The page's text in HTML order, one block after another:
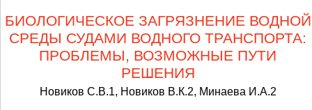
БИОЛОГИЧЕСКОЕ ЗАГРЯЗНЕНИЕ ВОДНОЙ
СРЕДЫ СУДАМИ ВОДНОГО ТРАНСПОРТА:
ПРОБЛЕМЫ, ВОЗМОЖНЫЕ ПУТИ
РЕШЕНИЯ
Новиков С.В.1, Новиков В.К.2, Минаева И.А.2